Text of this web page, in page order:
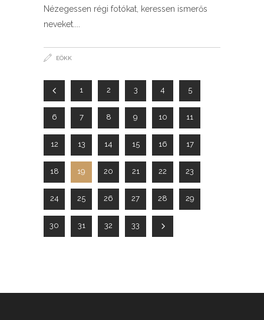
Nézegessen régi fotókat, keressen ismerős
neveket.
EÖKK
1 2 3 4 5
6 7 8 9 10 11
12 13 14 15 16 17
18 19 20 21 22 23
24 25 26 27 28 29
30 31 32 33